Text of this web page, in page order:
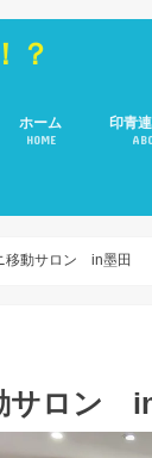
ホーム
HOME
印青
副会
役員
所属
移動サロン in墨田
サロン